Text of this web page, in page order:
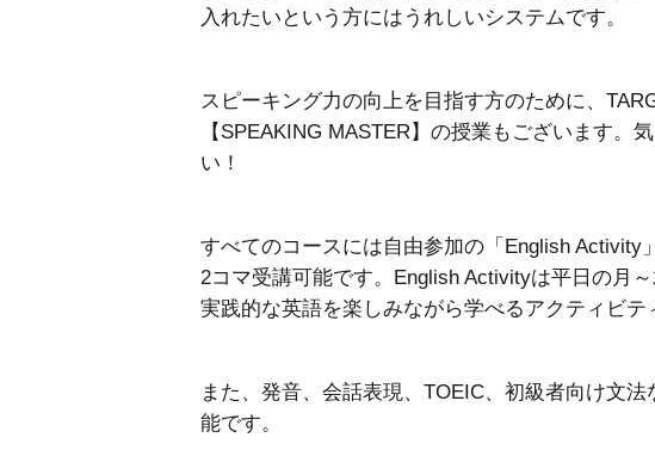
入れたいという方にはうれしいシステムです。
スピーキング力の向上を目指す方のために、
【SPEAKING MASTER】の授業もございます。
い！
すべてのコースには自由参加の「English Activity
2コマ受講可能です。English Activityは平日の月
実践的な英語を楽しみながら学べるアクティビテ
また、発音、会話表現、TOEIC、初級者向け文
能です。